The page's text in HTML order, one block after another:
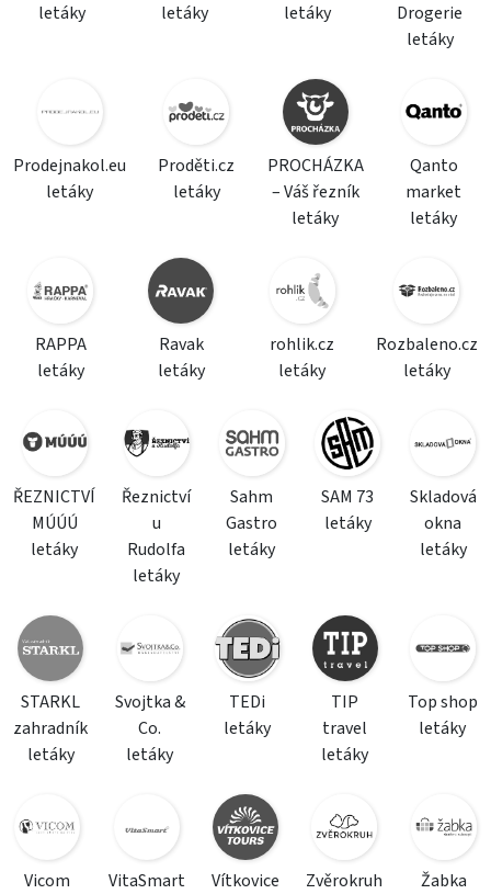
letáky
letáky
letáky
Drogerie
letáky
Prodejnakol.eu
letáky
Proděti.cz
letáky
PROCHÁZKA
– Váš řezník
letáky
Qanto
market
letáky
RAPPA
letáky
Ravak
letáky
rohlik.cz
letáky
Rozbaleno.cz
letáky
ŘEZNICTVÍ
MÚÚÚ
letáky
Řeznictví
u
Rudolfa
letáky
Sahm
Gastro
letáky
SAM 73
letáky
Skladová
okna
letáky
STARKL
zahradník
letáky
Svojtka &
Co.
letáky
TEDi
letáky
TIP
travel
letáky
Top shop
letáky
Vicom
VitaSmart
Vítkovice
Zvěrokruh
Žabka